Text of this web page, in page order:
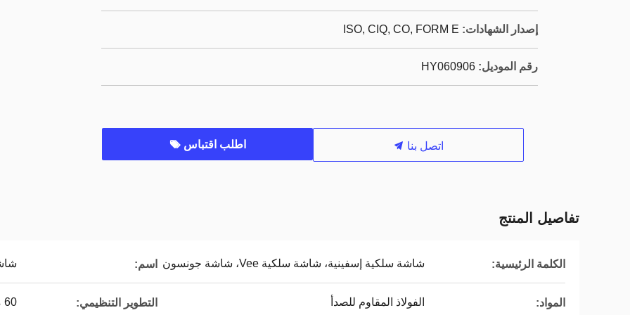
إصدار الشهادات: ISO, CIQ, CO, FORM E
رقم الموديل: HY060906
اتصل بنا اطلب اقتباس
تفاصيل المنتج
الكلمة الرئيسية: شاشة سلكية إسفينية، شاشة سلكية Vee، شاشة جونسون اسم:
المواد: الفولاذ المقاوم للصدأ التطوير التنظيمي: 60 ملم